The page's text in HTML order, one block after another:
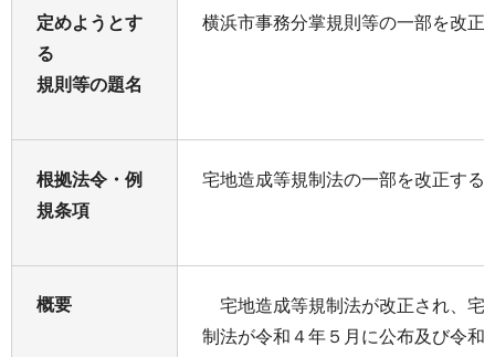
定めようとす
る
規則等の題名
横浜市事務分掌規則等の一部を改正
根拠法令・例
規条項
宅地造成等規制法の一部を改正する
概要
宅地造成等規制法が改正され、宅
制法が令和４年５月に公布及び令和